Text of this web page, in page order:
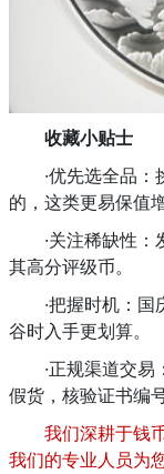
收藏小贴士
·优先选全品：
的，这类更易保值增
·关注稀缺性：
其高分评级币。
·把握时机：国
谷时入手更划算。
·正规渠道交易
假货，核验证书编号
我们深耕于钱
我们的专业人员为